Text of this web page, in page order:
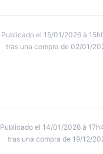
Publicado el 15/01/2026 à
tras una compra de 02/01/
Publicado el 14/01/2026 à
tras una compra de 19/12/